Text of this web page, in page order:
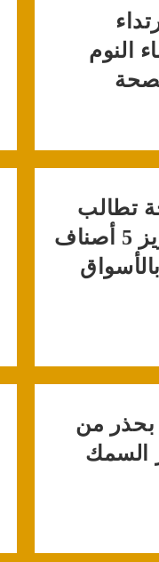
النوم
تطالب
بضبط وتحريز 5 أصناف
من
السمك